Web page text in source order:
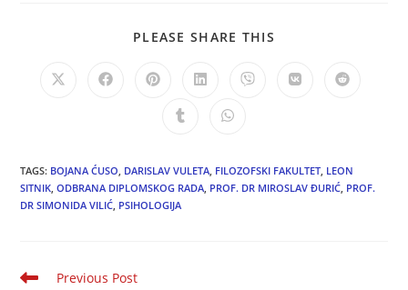
PLEASE SHARE THIS
TAGS: BOJANA ĆUSO DARISLAV VULETA FILOZOFSKI FAKULTET LEON
SITNIK ODBRANA DIPLOMSKOG RADA PROF. DR MIROSLAV ĐURIĆ PROF.
DR SIMONIDA VILIĆ PSIHOLOGIJA
Previous Post